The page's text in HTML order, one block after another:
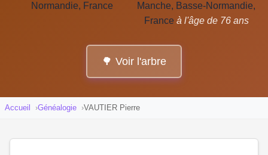
Normandie, France
Manche, Basse-Normandie,
France à l'âge de 76 ans
🌳 Voir l'arbre
Accueil Généalogie VAUTIER Pierre